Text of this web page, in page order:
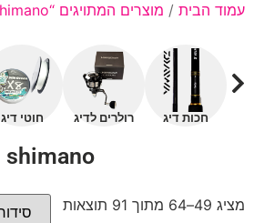
עמוד הבית / מוצרים המתויגים “shimano”
חכות דיג רולרים לדיג חוטי דיג
shimano
מציג 49–64 מתוך 91 תוצאות